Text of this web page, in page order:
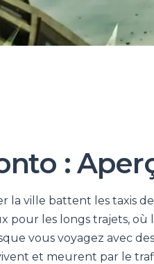
:
la ville battent les taxis
pour les longs trajets,
vous voyagez avec
et meurent par le